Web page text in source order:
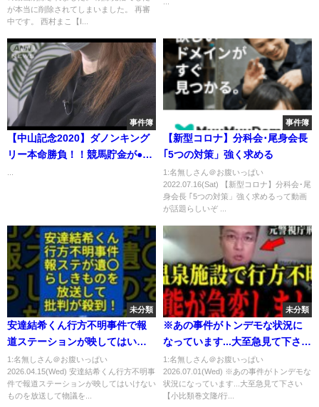
が本当に削除されてしまいました。 再審
中です。 西村まこ【I...
事件簿
【中山記念2020】ダノンキング
リー本命勝負！！競馬貯金が●●●
事件簿
【新型コロナ】分科会･尾身会長
｢5つの対策」強く求める
1:名無しさん＠お腹いっぱい
2022.07.16(Sat) 【新型コロナ】分科会･尾
身会長 ｢5つの対策」強く求めるって動画
が話題らしいぞ ...
未分類
安達結希くん行方不明事件で報
道ステーションが映してはいけ
ないものを放送して物議を醸
す！ #安達結希 #行方不明 #事件
1:名無しさん＠お腹いっぱい
2026.04.15(Wed) 安達結希くん行方不明事
件で報道ステーションが映してはいけない
ものを放送して物議を...
未分類
※あの事件がトンデモな状況に
なっています...大至急見て下さい
【小比類巻文隆/行方不明】
1:名無しさん＠お腹いっぱい
2026.07.01(Wed) ※あの事件がトンデモな
状況になっています...大至急見て下さい
【小比類巻文隆/行...